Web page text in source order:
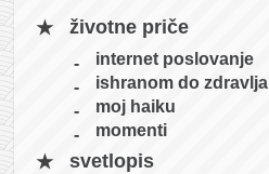
životne priče
internet poslovanje
ishranom do zdravlja
moj haiku
momenti
svetlopis